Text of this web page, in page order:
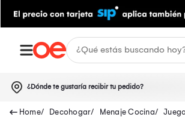
¿Dónde te gustaría recibir tu pedido?
Decohogar Menaje Cocina